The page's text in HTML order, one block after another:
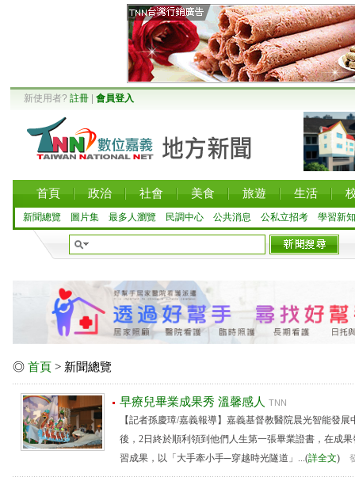
新使用者? 註冊 會員登入
首頁 政治 社會 美食 旅遊 生活
新聞總覽 圖片集 最多人瀏覽 民調中心 公共消息 公私立招考 學習新知
◎ 首頁 > 新聞總覽
早療兒畢業成果秀 溫馨感人 TNN
【記者孫慶璋/嘉義報導】嘉義基督教醫院晨光智能發
後，2日終於順利領到他們人生第一張畢業證書，在成
習成果，以「大手牽小手─穿越時光隧道」...(詳全文)